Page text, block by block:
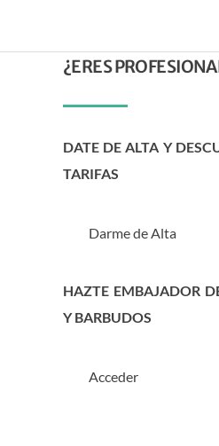
¿ERES
DATE DE ALTA Y
TARIFAS
Darme de Alta
HAZTE EMBAJADOR
Y BARBUDOS
Acceder